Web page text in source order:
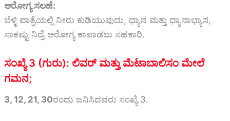
ಆರೋಗ್ಯ ಸಲಹೆ:
ಬೆಳ್ಳಿ ಪಾತ್ರೆಯಲ್ಲಿ ನೀರು ಕುಡಿಯುವುದು, ಧ್ಯಾನ ಮತ್ತು ಧ್ಯಾನಾಭ್ಯಾಸ,
ಸಾಕಷ್ಟು ನಿದ್ರೆ ಆರೋಗ್ಯ ಕಾಪಾಡಲು ಸಹಕಾರಿ.
ಸಂಖ್ಯೆ 3 (ಗುರು): ಲಿವರ್ ಮತ್ತು ಮೆಟಾಬಾಲಿಸಂ ಮೇಲೆ
ಗಮನ;
3, 12, 21, 30ರಂದು ಜನಿಸಿದವರು ಸಂಖ್ಯೆ 3.